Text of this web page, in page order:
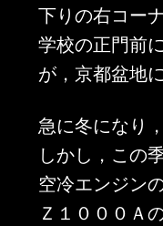
下りの右コー
学校の正門前
が，京都盆地
急に冬になり
しかし，この
空冷エンジン
Ｚ１０００Ａ